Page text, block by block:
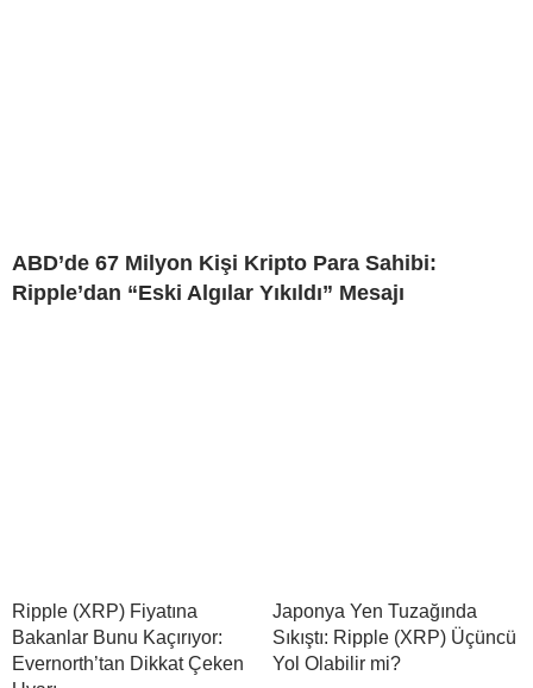
ABD’de 67 Milyon Kişi Kripto Para Sahibi:
Ripple’dan “Eski Algılar Yıkıldı” Mesajı
Ripple (XRP) Fiyatına
Bakanlar Bunu Kaçırıyor:
Evernorth’tan Dikkat Çeken
Japonya Yen Tuzağında
Sıkıştı: Ripple (XRP) Üçüncü
Yol Olabilir mi?